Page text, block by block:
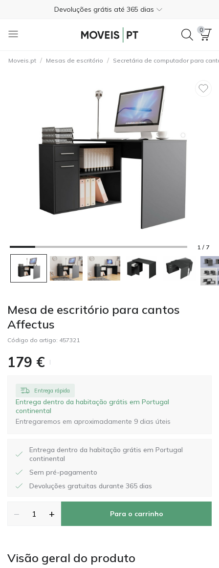
Devoluções grátis até 365 dias
+351 21 145 2323
Entrega gratuita em casa*
Devoluções grátis até 365 dias
+351 21 145 2323
Trustpilot4.3
0
Moveis.pt / Mesas de escritório / Secretária de computador para
1 / 7
Mesa de escritório para cantos
Affectus
Código do artigo: 457321
179 €
Entrega rápida
Entrega dentro da habitação grátis em Portugal
continental
Entregaremos em aproximadamente 9 dias úteis
Entrega dentro da habitação grátis em Portugal
continental
Sem pré-pagamento
Devoluções gratuitas durante 365 dias
− + Para o carrinho
Visão geral do produto